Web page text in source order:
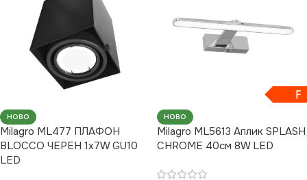
НОВО
Milagro ML477 ПЛАФОН
BLOCCO ЧЕРЕН 1x7W GU10
LED
F
НОВО
Milagro ML5613 Аплик SPLASH
CHROME 40см 8W LED